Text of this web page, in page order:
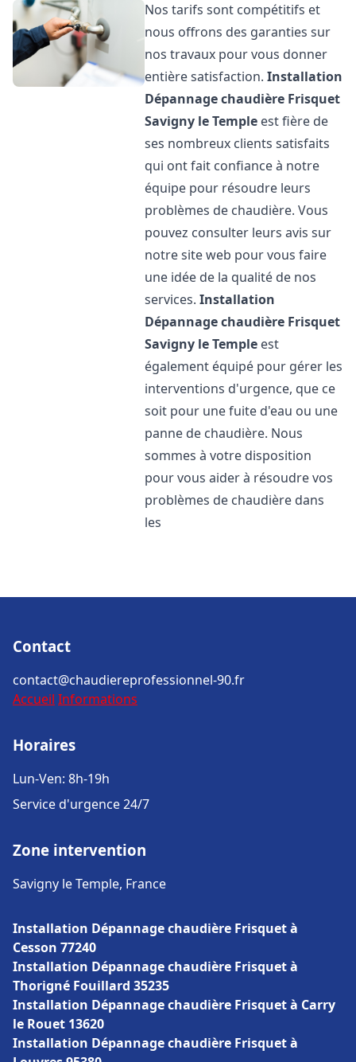
Nos tarifs sont compétitifs et
nous offrons des garanties sur
nos travaux pour vous donner
entière satisfaction.Installation
Dépannage chaudière Frisquet
Savigny le Temple est fière de
ses nombreux clients satisfaits
qui ont fait confiance à notre
équipe pour résoudre leurs
problèmes de chaudière. Vous
pouvez consulter leurs avis sur
notre site web pour vous faire
une idée de la qualité de nos
services.Installation
Dépannage chaudière Frisquet
Savigny le Temple est
également équipé pour gérer les
interventions d'urgence, que ce
soit pour une fuite d'eau ou une
panne de chaudière. Nous
sommes à votre disposition
pour vous aider à résoudre vos
problèmes de chaudière dans
les
Contact
contact@chaudiereprofessionnel-90.fr
Accueil Informations
Horaires
Lun-Ven: 8h-19h
Service d'urgence 24/7
Zone intervention
Savigny le Temple, France
Installation Dépannage chaudière Frisquet à
Cesson 77240
Installation Dépannage chaudière Frisquet à
Thorigné Fouillard 35235
Installation Dépannage chaudière Frisquet à Carry
le Rouet 13620
Installation Dépannage chaudière Frisquet à